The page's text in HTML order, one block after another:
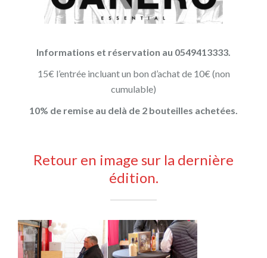
Informations et réservation au 0549413333.
15€ l’entrée incluant un bon d’achat de 10€ (non
cumulable)
10% de remise au delà de 2 bouteilles achetées.
Retour en image sur la dernière
édition.